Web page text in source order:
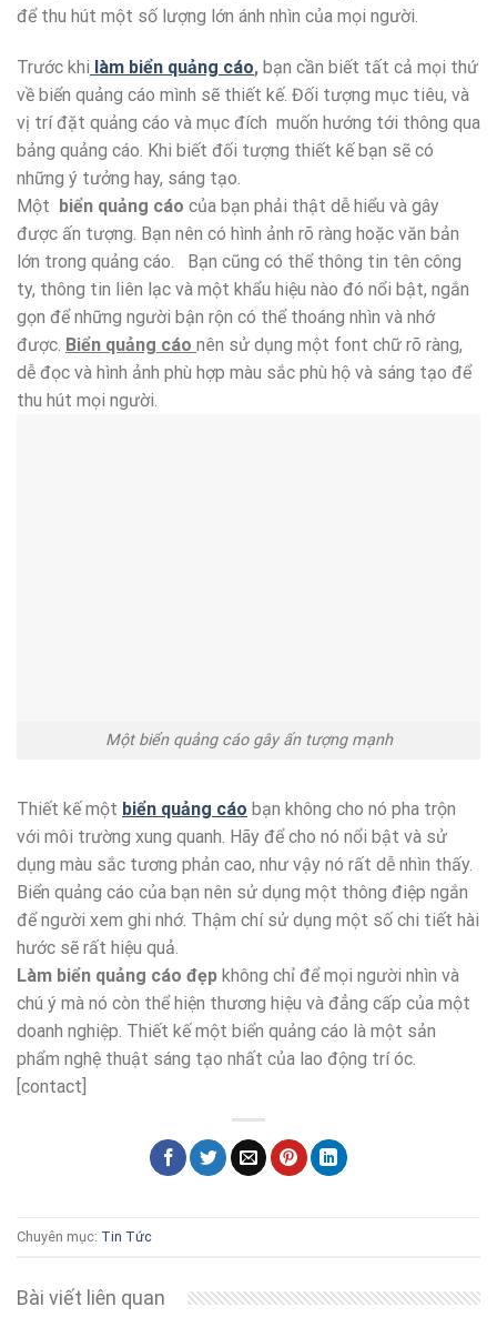
để thu hút một số lượng lớn ánh nhìn của mọi người.
Trước khi làm biển quảng cáo, bạn cần biết tất cả mọi thứ
về biển quảng cáo mình sẽ thiết kế. Đối tượng mục tiêu, và
vị trí đặt quảng cáo và mục đích muốn hướng tới thông qua
bảng quảng cáo. Khi biết đối tượng thiết kế bạn sẽ có
những ý tưởng hay, sáng tạo.
Một biển quảng cáo của bạn phải thật dễ hiểu và gây
được ấn tượng. Bạn nên có hình ảnh rõ ràng hoặc văn bản
lớn trong quảng cáo. Bạn cũng có thể thông tin tên công
ty, thông tin liên lạc và một khẩu hiệu nào đó nổi bật, ngắn
gọn để những người bận rộn có thể thoáng nhìn và nhớ
được. Biển quảng cáo nên sử dụng một font chữ rõ ràng,
dễ đọc và hình ảnh phù hợp màu sắc phù hộ và sáng tạo để
thu hút mọi người.
Một biển quảng cáo gây ấn tượng mạnh
Thiết kế một biển quảng cáo bạn không cho nó pha trộn
với môi trường xung quanh. Hãy để cho nó nổi bật và sử
dụng màu sắc tương phản cao, như vậy nó rất dễ nhìn thấy.
Biển quảng cáo của bạn nên sử dụng một thông điệp ngắn
để người xem ghi nhớ. Thậm chí sử dụng một số chi tiết hài
hước sẽ rất hiệu quả.
Làm biển quảng cáo đẹp không chỉ để mọi người nhìn và
chú ý mà nó còn thể hiện thương hiệu và đẳng cấp của một
doanh nghiệp. Thiết kế một biển quảng cáo là một sản
phẩm nghệ thuật sáng tạo nhất của lao động trí óc.
[contact]
Chuyên mục: Tin Tức
Bài viết liên quan